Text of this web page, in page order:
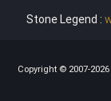
Stone Legend :
Copyright © 2007-2026